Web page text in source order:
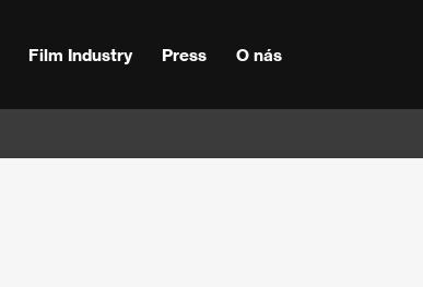
Film Industry Press O nás